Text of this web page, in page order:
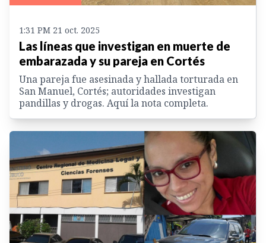
1:31 PM 21 oct. 2025
Las líneas que investigan en muerte de
embarazada y su pareja en Cortés
Una pareja fue asesinada y hallada torturada en
San Manuel, Cortés; autoridades investigan
pandillas y drogas. Aquí la nota completa.